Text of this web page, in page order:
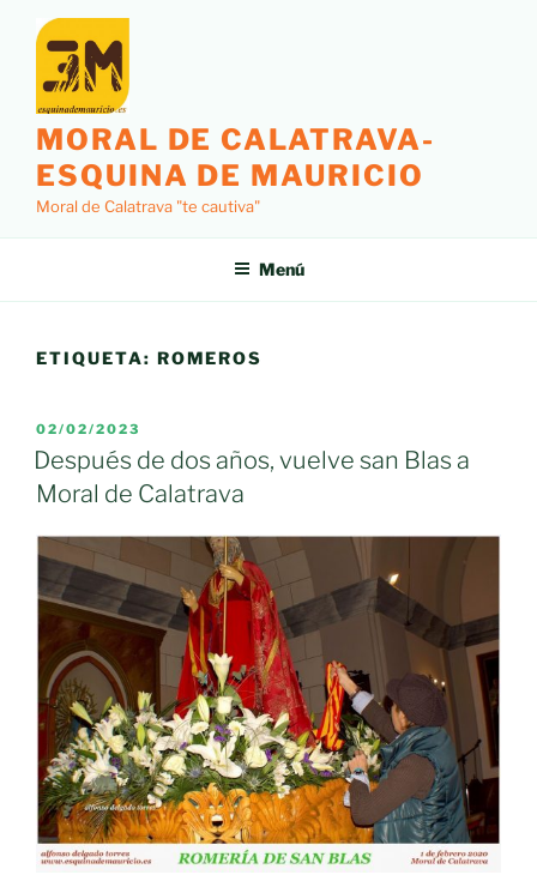
contenido
MORAL DE CALATRAVA-
ESQUINA DE MAURICIO
Moral de Calatrava "te cautiva"
Menú
ETIQUETA: ROMEROS
PUBLICADO
EL
02/02/2023
Después de dos años, vuelve san Blas a
Moral de Calatrava